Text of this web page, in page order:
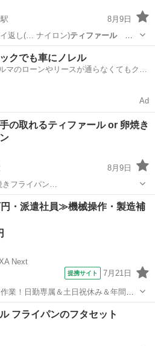
8月9日
返し(… ナイロン)ティファール※
調理器具
クでも車にノレル
マのローンやリースが通らなくてもクル
Ad
の取れるティファール or 卵焼き
8月9日
きフライパン…
調理器具 ティファール
・派遣社員≫機械操作・製造補
Next
提携サイト 7月21日
業！日勤専属＆土日祝休み＆年間休
★マイカー通勤OK＆無料駐車場あり
！《茨城県常陸大宮市》 人気の
その他
フライパンのフタセット